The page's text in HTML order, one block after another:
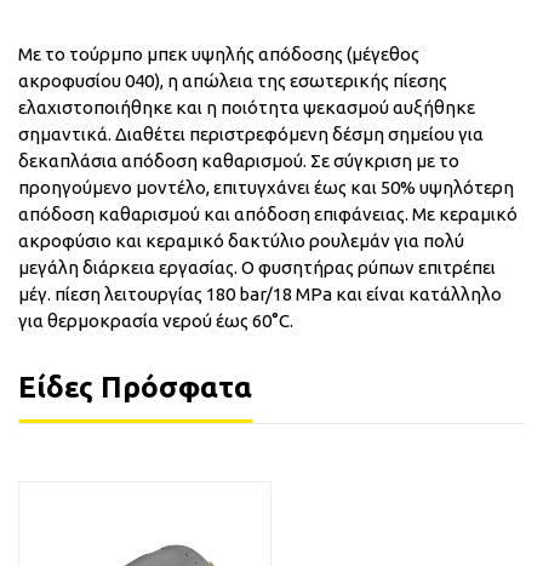
Με το τούρμπο μπεκ υψηλής απόδοσης (μέγεθος
ακροφυσίου 040), η απώλεια της εσωτερικής πίεσης
ελαχιστοποιήθηκε και η ποιότητα ψεκασμού αυξήθηκε
σημαντικά. Διαθέτει περιστρεφόμενη δέσμη σημείου για
δεκαπλάσια απόδοση καθαρισμού. Σε σύγκριση με το
προηγούμενο μοντέλο, επιτυγχάνει έως και 50% υψηλότερη
απόδοση καθαρισμού και απόδοση επιφάνειας. Με κεραμικό
ακροφύσιο και κεραμικό δακτύλιο ρουλεμάν για πολύ
μεγάλη διάρκεια εργασίας. Ο φυσητήρας ρύπων επιτρέπει
μέγ. πίεση λειτουργίας 180 bar/18 MPa και είναι κατάλληλο
για θερμοκρασία νερού έως 60°C.
Είδες Πρόσφατα